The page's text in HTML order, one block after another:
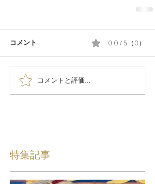
コメント 0.0 / 5（0）
コメントと評価...
特集記事